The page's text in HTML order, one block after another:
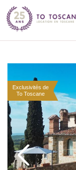
Exclusivités de
To Toscane